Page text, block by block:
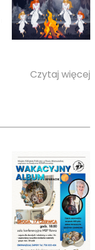
Czytaj więcej